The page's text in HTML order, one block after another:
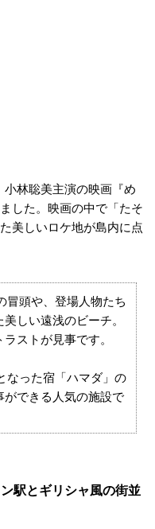
林聡美主演の映画『め
した 。映画の中で「たそ
美しいロケ地が島内に点
冒頭や、登場人物たち
しい遠浅のビーチ。
ラストが見事です。
なった宿「ハマダ」の
ができる人気の施設で
駅とギリシャ風の街並